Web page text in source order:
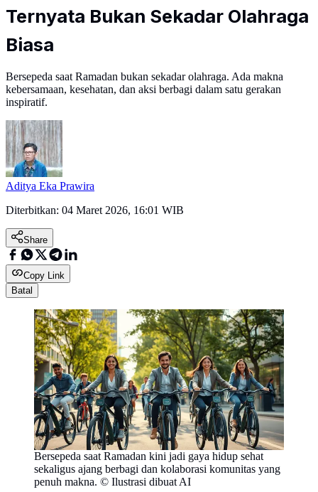
Ternyata Bukan Sekadar Olahraga
Biasa
Bersepeda saat Ramadan bukan sekadar olahraga. Ada makna
kebersamaan, kesehatan, dan aksi berbagi dalam satu gerakan
inspiratif.
Aditya Eka Prawira
Diterbitkan: 04 Maret 2026, 16:01 WIB
Share
Copy Link
Batal
Bersepeda saat Ramadan kini jadi gaya hidup sehat
sekaligus ajang berbagi dan kolaborasi komunitas yang
penuh makna. © Ilustrasi dibuat AI